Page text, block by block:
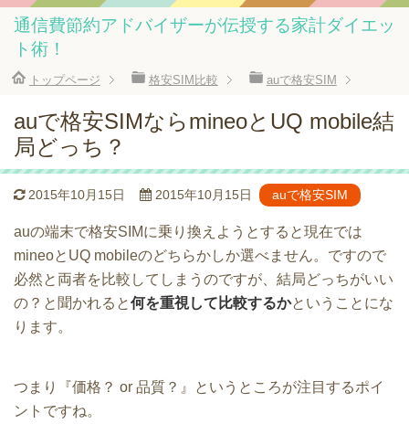
通信費節約アドバイザーが伝授する家計ダイエッ
ト術！
トップページ 格安SIM比較 auで格安SIM
auで格安SIMならmineoとUQ mobile結
局どっち？
2015年10月15日 2015年10月15日 auで格安SIM
auの端末で格安SIMに乗り換えようとすると現在では
mineoとUQ mobileのどちらかしか選べません。ですので
必然と両者を比較してしまうのですが、結局どっちがいい
の？と聞かれると何を重視して比較するかということにな
ります。
つまり『価格？ or 品質？』というところが注目するポイ
ントですね。